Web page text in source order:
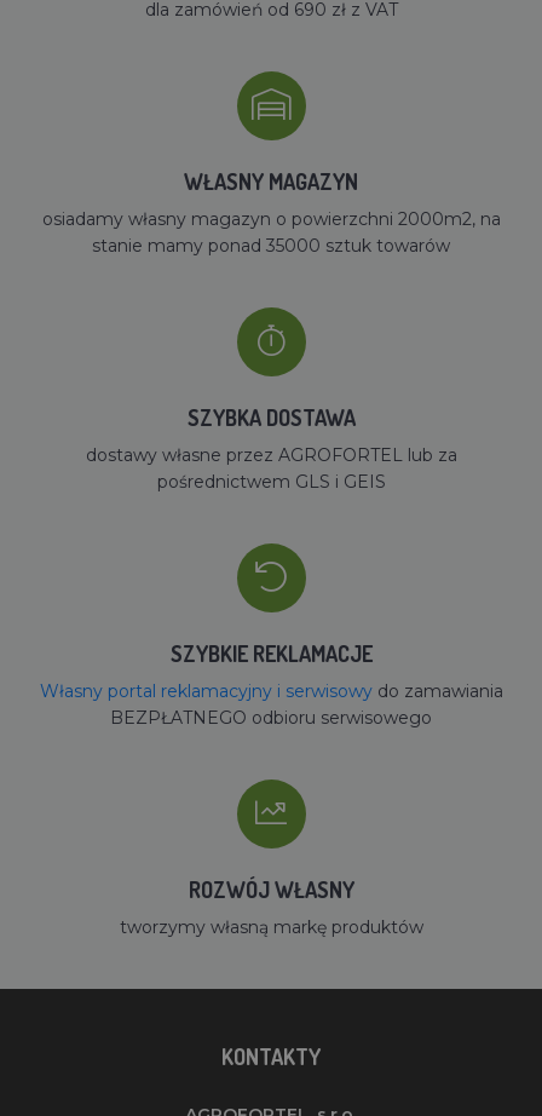
dla zamówień od 690 zł z VAT
WŁASNY MAGAZYN
osiadamy własny magazyn o powierzchni 2000m2, na
stanie mamy ponad 35000 sztuk towarów
SZYBKA DOSTAWA
dostawy własne przez AGROFORTEL lub za
pośrednictwem GLS i GEIS
SZYBKIE REKLAMACJE
Własny portal reklamacyjny i serwisowydo zamawiania
BEZPŁATNEGO odbioru serwisowego
ROZWÓJ WŁASNY
tworzymy własną markę produktów
KONTAKTY